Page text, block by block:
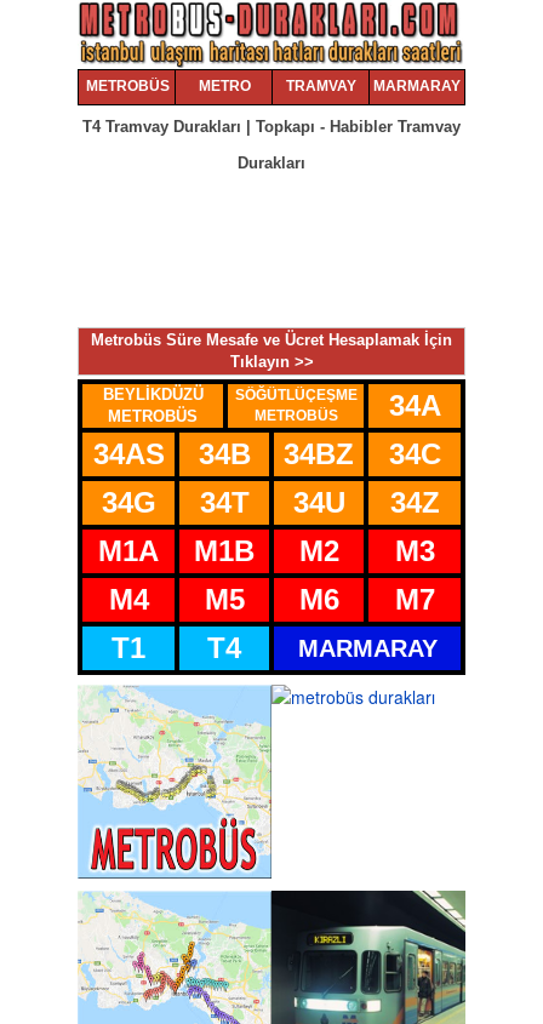
METROBÜS METRO TRAMVAY MARMARAY
34
34A
34B
34BZ
34C
34T
34U
34Z
M1A
M1B M2
M3
M4
M6
M7
T1
T4 MARMARAY
34G
M5
34AS
Metrobüs Süre Mesafe ve Ücret Hesaplamak İçin
Tıklayın >>
BEYLİKDÜZÜ
METROBÜS
SÖĞÜTLÜÇEŞME
METROBÜS
T4 Tramvay Durakları | Topkapı - Habibler Tramvay
Durakları